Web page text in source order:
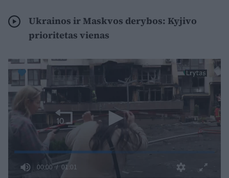
Ukrainos ir Maskvos derybos: Kyjivo
prioritetas vienas